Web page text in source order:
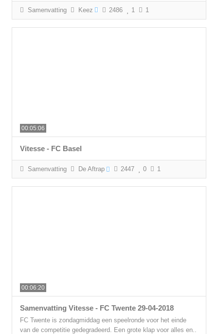
Samenvatting Keez 2486 1 1
00:05:06
Vitesse - FC Basel
Samenvatting De Aftrap 2447 0 1
00:06:20
Samenvatting Vitesse - FC Twente 29-04-2018
FC Twente is zondagmiddag een speelronde voor het einde
van de competitie gedegradeerd. Een grote klap voor alles en..